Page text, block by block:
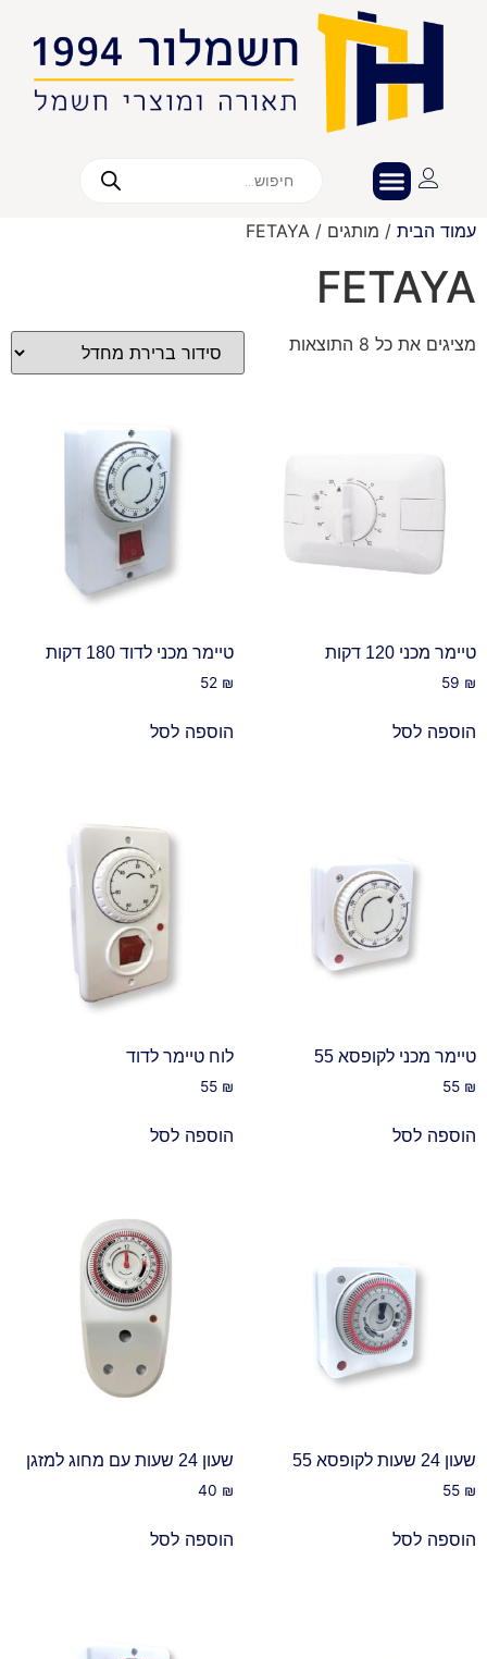
עמוד הבית / מותגים / FETAYA
FETAYA
מציגים את כל ⁦8⁩ התוצאות
טיימר מכני 120 דקות
59 ₪
הוספה לסל
טיימר מכני לדוד 180 דקות
52 ₪
הוספה לסל
טיימר מכני לקופסא 55
55 ₪
הוספה לסל
לוח טיימר לדוד
55 ₪
הוספה לסל
שעון 24 שעות לקופסא 55
55 ₪
הוספה לסל
שעון 24 שעות עם מחוג למזגן
40 ₪
הוספה לסל